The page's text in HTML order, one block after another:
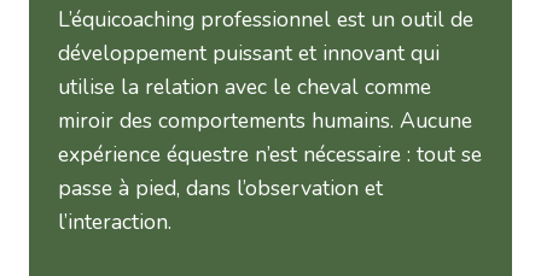
L’équicoaching professionnel est un outil de
développement puissant et innovant qui
utilise la relation avec le cheval comme
miroir des comportements humains. Aucune
expérience équestre n’est nécessaire : tout se
passe à pied, dans l’observation et
l’interaction.